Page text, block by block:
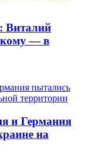
Виталий
— в
и Германия
на